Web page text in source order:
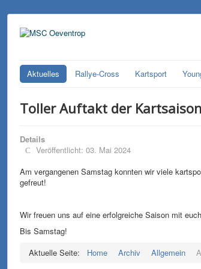
Aktuelles Rallye-Cross Kartsport
Toller Auftakt der Kartsaison
Details
Veröffentlicht: 03. Mai 2024
Am vergangenen Samstag konnten wir viele
gefreut!
Wir freuen uns auf eine erfolgreiche Saison mit
Bis Samstag!
Aktuelle Seite:
Home Archiv Allgemein